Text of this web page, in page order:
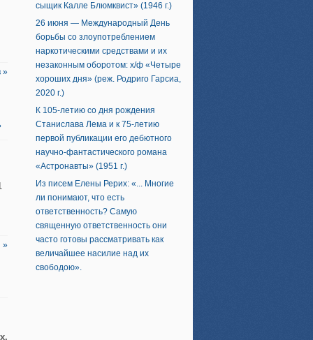
»
»
сыщик Калле Блюмквист» (1946 г.)
26 июня — Международный День
борьбы со злоупотреблением
наркотическими средствами и их
незаконным оборотом: х/ф «Четыре
хороших дня» (реж. Родриго Гарсиа,
2020 г.)
К 105-летию со дня рождения
Станислава Лема и к 75-летию
первой публикации его дебютного
научно-фантастического романа
«Астронавты» (1951 г.)
Из писем Елены Рерих: «... Многие
ли понимают, что есть
ответственность? Самую
священную ответственность они
часто готовы рассматривать как
величайшее насилие над их
свободою».